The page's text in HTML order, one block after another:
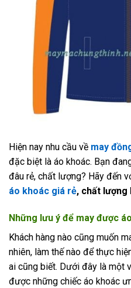
Hiện nay nhu cầu về may
đặc biệt là áo khoác. Bạn
đâu rẻ, chất lượng? Hãy đến
áo khoác giá rẻ, chất lượng
Những lưu ý để may được
Khách hàng nào cũng muốn
nhiên, làm thế nào để thực
ai cũng biết. Dưới đây là một
được những chiếc áo khoác